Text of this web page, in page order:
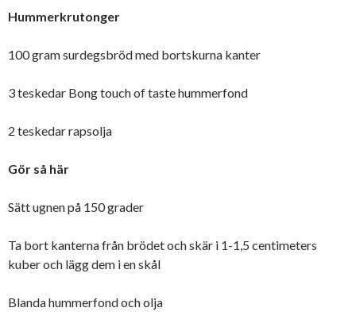
Hummerkrutonger
100 gram surdegsbröd med bortskurna kanter
3 teskedar Bong touch of taste hummerfond
2 teskedar rapsolja
Gör så här
Sätt ugnen på 150 grader
Ta bort kanterna från brödet och skär i 1-1,5 centimeters
kuber och lägg dem i en skål
Blanda hummerfond och olja